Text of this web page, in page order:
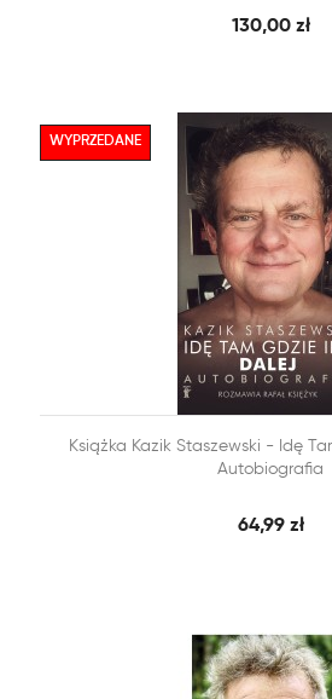
130,00 zł
DODAJ DO KOSZYKA
Książka Kazik Staszewski - Idę
Autobiografia
64,99 zł
WYPRZEDANE